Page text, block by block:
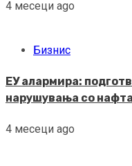
4 месеци ago
Бизнис
ЕУ алармира:
нарушувања со
4 месеци ago